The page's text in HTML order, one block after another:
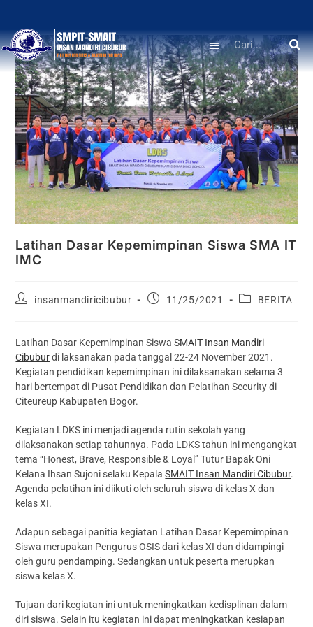
Latihan Dasar Kepemimpinan Siswa SMA IT
IMC
insanmandiricibubur 11/25/2021 BERITA
Latihan Dasar Kepemimpinan SiswaSMAIT Insan Mandiri
Cibuburdi laksanakan pada tanggal 22-24 November 2021.
Kegiatan pendidikan kepemimpinan ini dilaksanakan selama 3
hari bertempat di Pusat Pendidikan dan Pelatihan Security di
Citeureup Kabupaten Bogor.
Kegiatan LDKS ini menjadi agenda rutin sekolah yang
dilaksanakan setiap tahunnya. Pada LDKS tahun ini mengangkat
tema “Honest, Brave, Responsible & Loyal” Tutur Bapak Oni
Kelana Ihsan Sujoni selaku KepalaSMAIT Insan Mandiri Cibubur.
Agenda pelatihan ini diikuti oleh seluruh siswa di kelas X dan
kelas XI.
Adapun sebagai panitia kegiatan Latihan Dasar Kepemimpinan
Siswa merupakan Pengurus OSIS dari kelas XI dan didampingi
oleh guru pendamping. Sedangkan untuk peserta merupkan
siswa kelas X.
Tujuan dari kegiatan ini untuk meningkatkan kedisplinan dalam
diri siswa. Selain itu kegiatan ini dapat meningkatkan kesiapan